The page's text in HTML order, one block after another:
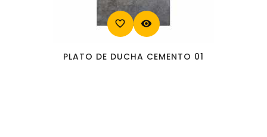
favorite_border visibility
PLATO DE DUCHA CEMENTO 01